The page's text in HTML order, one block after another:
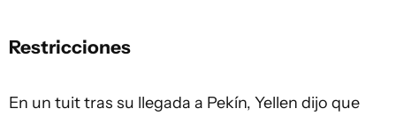
Restricciones
En un tuit tras su llegada a Pekín, Yellen dijo que